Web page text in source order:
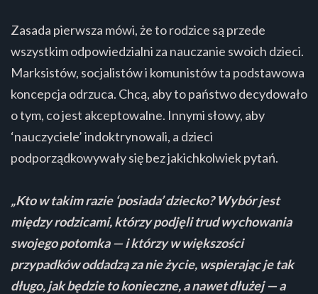
Zasada pierwsza mówi, że to rodzice są przede
wszystkim odpowiedzialni za nauczanie swoich dzieci.
Marksistów, socjalistów i komunistów ta podstawowa
koncepcja odrzuca. Chcą, aby to państwo decydowało
o tym, co jest akceptowalne. Innymi słowy, aby
‘nauczyciele’ indoktrynowali, a dzieci
podporządkowywały się bez jakichkolwiek pytań.
„Kto w takim razie ‘posiada’ dziecko? Wybór jest
między rodzicami, którzy podjęli trud wychowania
swojego potomka — i którzy w większości
przypadków oddadzą za nie życie, wspierając je tak
długo, jak będzie to konieczne, a nawet dłużej — a